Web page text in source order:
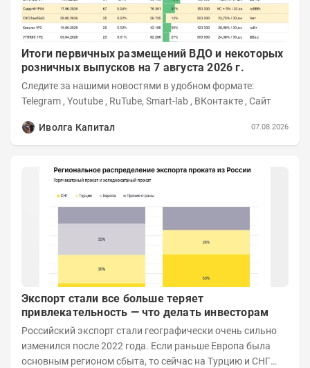
Итоги первичных размещений ВДО и некоторых
розничных выпусков на 7 августа 2026 г.
Следите за нашими новостями в удобном формате:
Telegram , Youtube , RuTube, Smart-lab , ВКонтакте , Сайт
Иволга Капитал 07.08.2026
Экспорт стали все больше теряет
привлекательность — что делать инвесторам
Российский экспорт стали географически очень сильно
изменился после 2022 года. Если раньше Европа была
основным регионом сбыта, то сейчас на Турцию и СНГ